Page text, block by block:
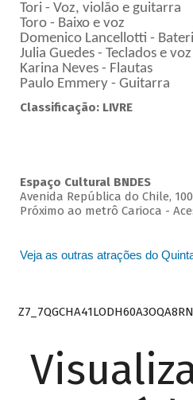
Tori - Voz, violão e guitarra
Toro - Baixo e voz
Domenico Lancellotti -
Julia Guedes - Teclados e voz
Karina Neves - Flautas
Paulo Emmery - Guitarra
Classificação: LIVRE
Espaço Cultural BNDES
Avenida República do Chile,
Próximo ao metrô Carioca -
Veja as outras atrações do